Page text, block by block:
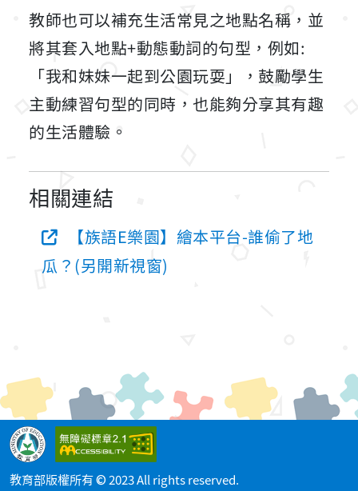
教師也可以補充生活常見之地點名稱，並
將其套入地點+動態動詞的句型，例如:
「我和妹妹一起到公園玩耍」，鼓勵學生
主動練習句型的同時，也能夠分享其有趣
的生活體驗。
相關連結
【族語E樂園】繪本平台-誰偷了地
瓜？(另開新視窗)
教育部版權所有 © 2023 All rights reserved.